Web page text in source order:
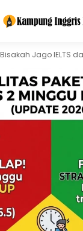
Bisakah Jago IELTS dalam 2